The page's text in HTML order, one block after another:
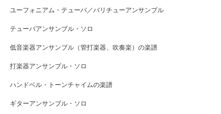
ユーフォニアム・テューバ／バリチューアンサンブル
テューバアンサンブル・ソロ
低音楽器アンサンブル（管打楽器、吹奏楽）の楽譜
打楽器アンサンブル・ソロ
ハンドベル・トーンチャイムの楽譜
ギターアンサンブル・ソロ